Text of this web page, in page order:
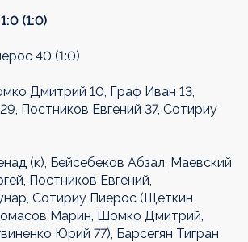
(1:0)
40 (1:0)
Дмитрий 10, Граф Иван 13,
Постников Евгений 37, Сотириу
(к), Бейсебеков Абзал, Маевский
Постников Евгений,
Сотириу Пиерос (Щеткин
Марин, Шомко Дмитрий,
Юрий 77), Барсегян Тигран